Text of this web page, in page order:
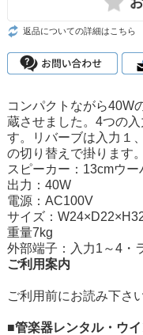
返品についての詳細はこちら
コンパクトながら40W
蔵させました。4つの
す。リバーブは入力１
の切り替えで掛ります。
スピーカー：13cmウ
出力：40W
電源：AC100V
サイズ：
重量7kg
外部端子：入力1～4・
ご利用案内
ご利用前にお読み下さい
■管楽器レンタル・ウ